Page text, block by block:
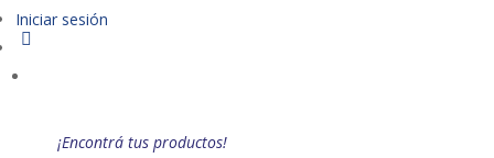
Iniciar sesión
¡Encontrá tus productos!